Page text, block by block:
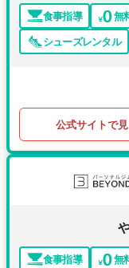
食事指導 無
シューズレンタル
公式サイトで
食事指導 無